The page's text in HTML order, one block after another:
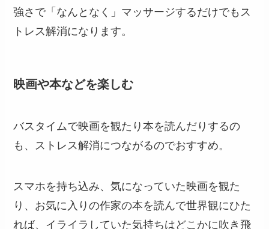
強さで「なんとなく」マッサージするだけでもス
トレス解消になります。
映画や本などを楽しむ
バスタイムで映画を観たり本を読んだりするの
も、ストレス解消につながるのでおすすめ。
スマホを持ち込み、気になっていた映画を観た
り、お気に入りの作家の本を読んで世界観にひた
れば、イライラしていた気持ちはどこかに吹き飛